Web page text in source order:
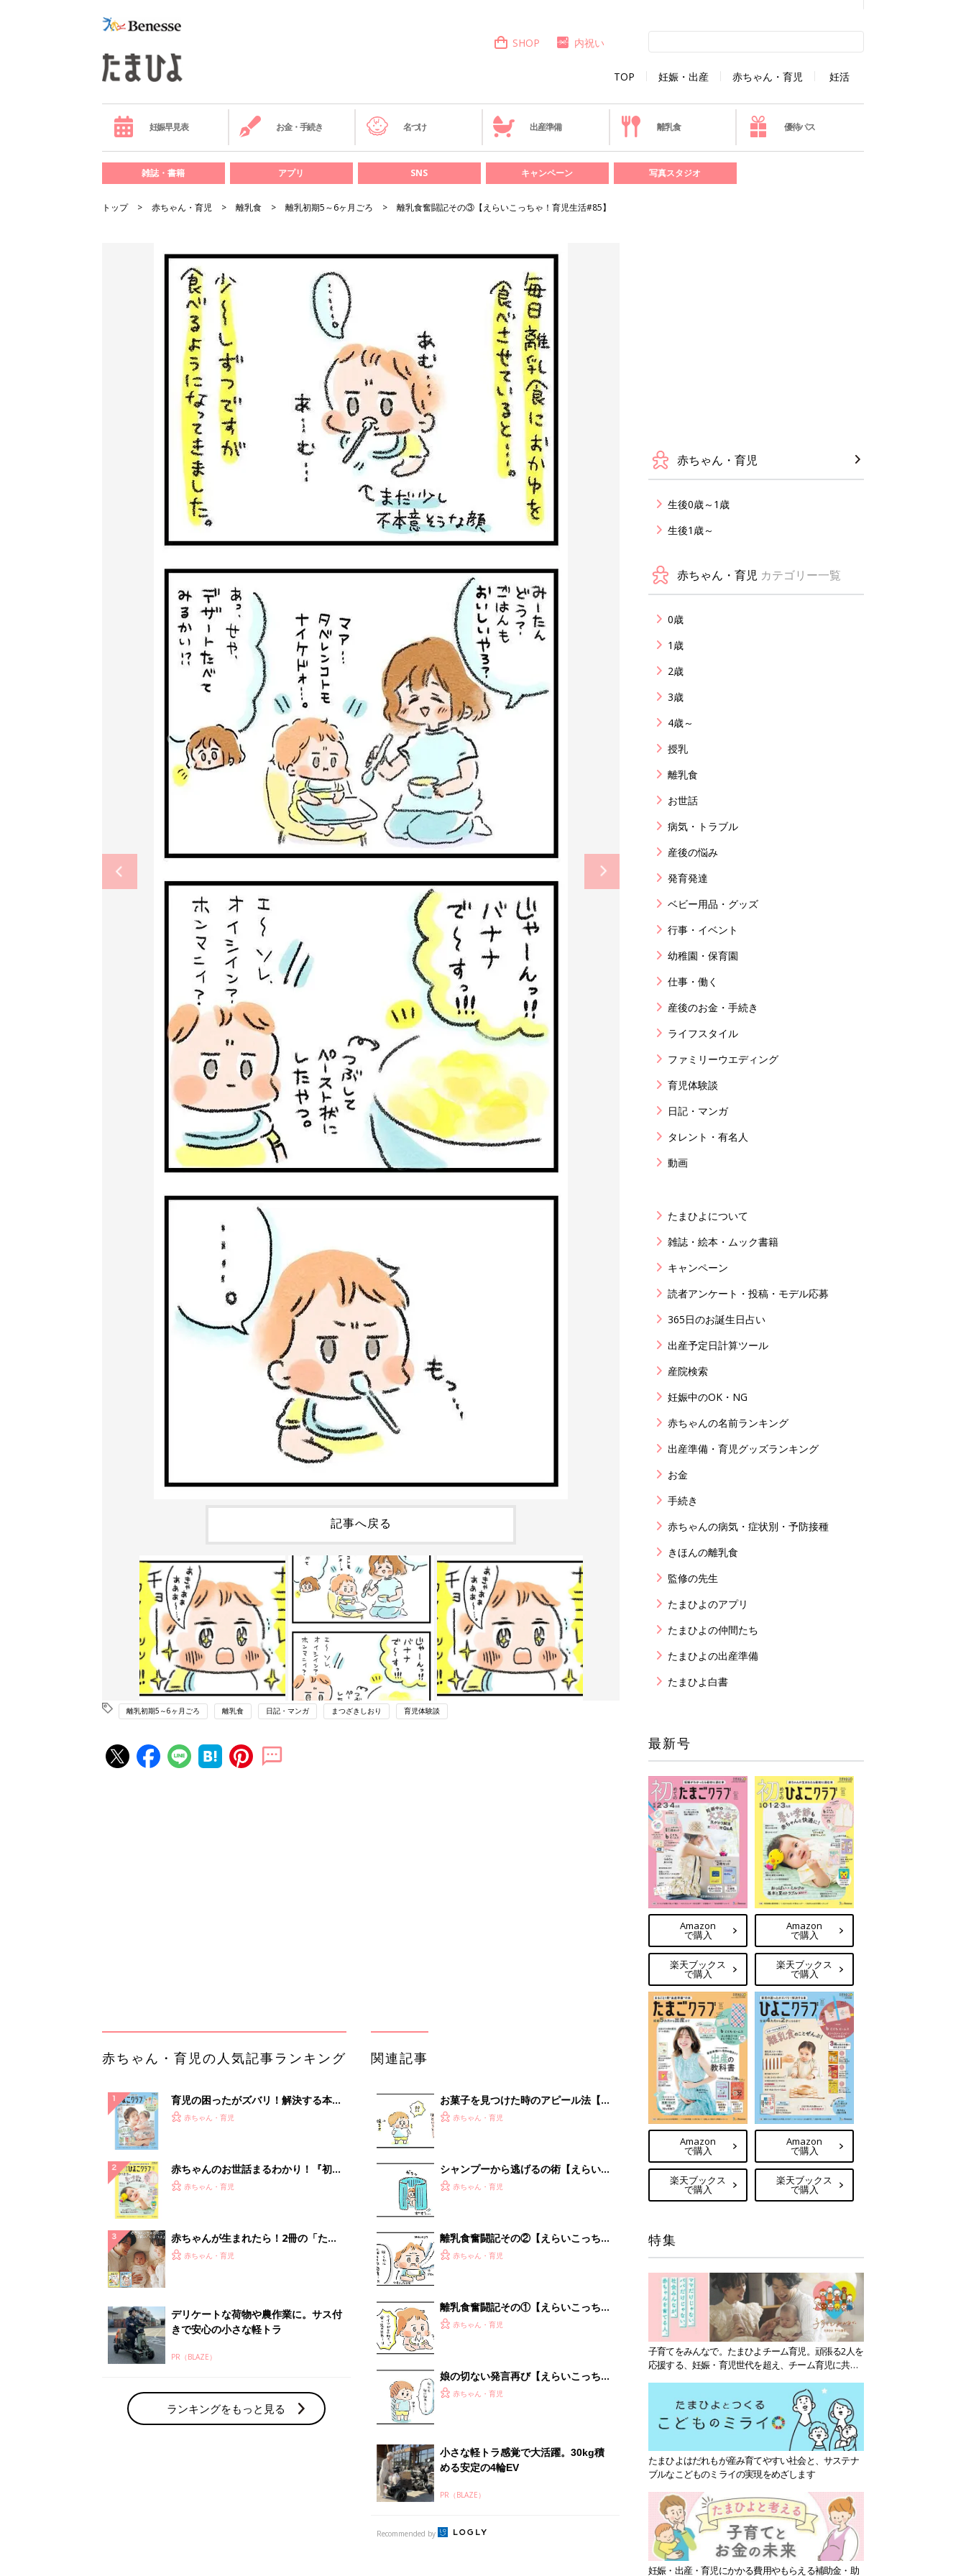
TOP 妊娠・出産 赤ちゃん・育児 妊活
SHOP 内祝い
妊娠早見表 お金・手続き 名づけ 出産準備 離乳食 優待パス
雑誌・書籍 アプリ SNS キャンペーン 写真スタジオ
トップ 赤ちゃん・育児 離乳食 離乳初期5～6ヶ月ごろ 離乳食奮闘記その③【えらいこっちゃ！育児生活#85】
記事へ戻る
離乳初期5～6ヶ月ごろ 離乳食 日記・マンガ まつざきしおり 育児体験談
きで安心の小さな軽トラ
PR（BLAZE）
ランキングをもっと見る
PR（BLAZE）
赤ちゃん・育児の人気テーマ
育児日記・マンガ
離乳食はいつから？進め方は？「たまひよ きほんの離
授乳の悩みや初めての離乳食作りに役立つ
子育てとお金
妊娠・出産・育児にかかる費用やもらえる補助
金・助成金を解説
赤ちゃん・育児
生後0歳～1歳
生後1歳～
赤ちゃん・育児 カテゴリー一覧
0歳
1歳
2歳
3歳
4歳～
授乳
離乳食
お世話
病気・トラブル
産後の悩み
発育発達
ベビー用品・グッズ
行事・イベント
幼稚園・保育園
仕事・働く
産後のお金・手続き
ライフスタイル
ファミリーウエディング
育児体験談
日記・マンガ
タレント・有名人
動画
たまひよについて
雑誌・絵本・ムック書籍
キャンペーン
読者アンケート・投稿・モデル応募
365日のお誕生日占い
出産予定日計算ツール
産院検索
妊娠中のOK・NG
赤ちゃんの名前ランキング
出産準備・育児グッズランキング
お金
手続き
赤ちゃんの病気・症状別・予防接種
きほんの離乳食
監修の先生
たまひよのアプリ
たまひよの仲間たち
たまひよの出産準備
たまひよ白書
最新号
Amazon
で購入
楽天ブックス
で購入
Amazon
で購入
楽天ブックス
で購入
Amazon
で購入
楽天ブックス
で購入
Amazon
で購入
楽天ブックス
で購入
特集
子育てをみんなで。たまひよチーム育児。頑張る2人を
応援する、妊娠・育児世代を超え、チーム育児に共感
たまひよはだれもが産み育てやすい社会と、サステナ
ブルなこどものミライの実現をめざします
妊娠・出産・育児にかかる費用やもらえる補助金・助